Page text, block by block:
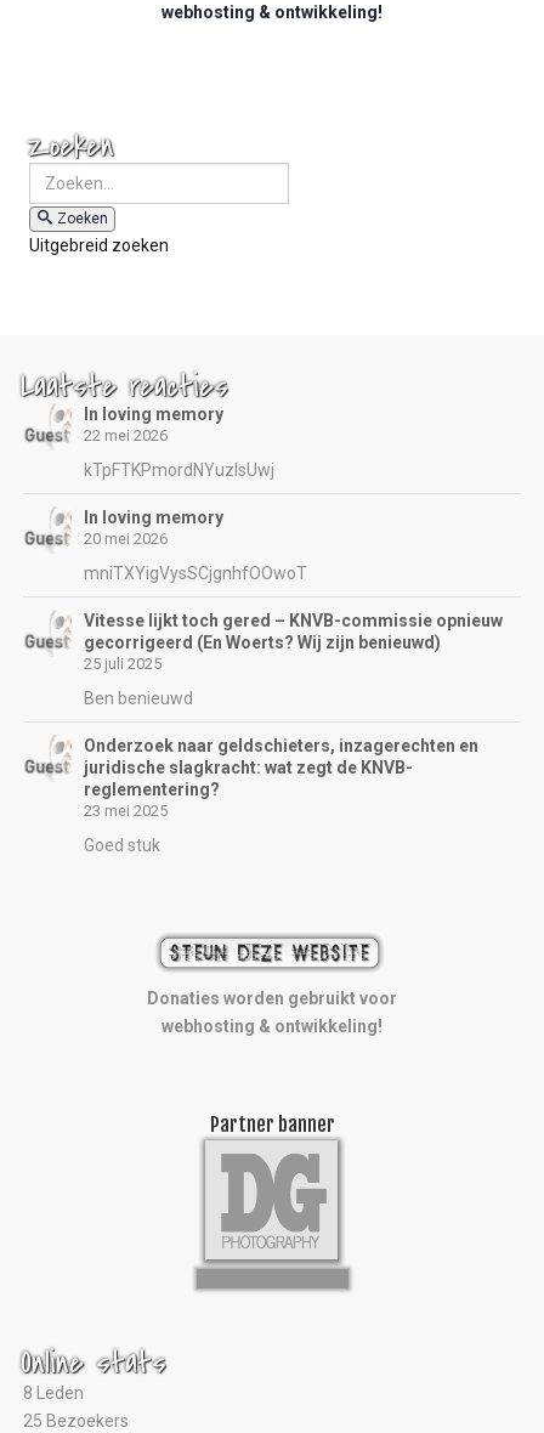
webhosting & ontwikkeling!
Zoeken
Zoeken
Uitgebreid zoeken
Laatste reacties
In loving memory
22 mei 2026
kTpFTKPmordNYuzIsUwj
In loving memory
20 mei 2026
mniTXYigVysSCjgnhfOOwoT
Vitesse lijkt toch gered – KNVB-commissie opnieuw
gecorrigeerd (En Woerts? Wij zijn benieuwd)
25 juli 2025
Ben benieuwd
Onderzoek naar geldschieters, inzagerechten en
juridische slagkracht: wat zegt de KNVB-
reglementering?
23 mei 2025
Goed stuk
Donaties worden gebruikt voor
webhosting & ontwikkeling!
Partner banner
Online stats
8 Leden
25 Bezoekers